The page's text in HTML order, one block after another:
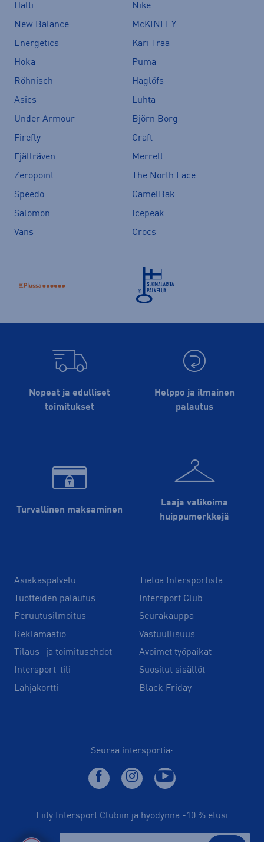
Halti
Nike
New Balance
McKINLEY
Energetics
Kari Traa
Hoka
Puma
Röhnisch
Haglöfs
Asics
Luhta
Under Armour
Björn Borg
Firefly
Craft
Fjällräven
Merrell
Zeropoint
The North Face
Speedo
CamelBak
Salomon
Icepeak
Vans
Crocs
Nopeat ja edulliset
toimitukset
Helppo ja ilmainen
palautus
Turvallinen maksaminen
Laaja valikoima
huippu­merkkejä
Asiakaspalvelu
Tuotteiden palautus
Peruutusilmoitus
Reklamaatio
Tilaus- ja toimitusehdot
Intersport-tili
Lahjakortti
Tietoa Intersportista
Intersport Club
Seurakauppa
Vastuullisuus
Avoimet työpaikat
Suositut sisällöt
Black Friday
Seuraa intersportia:
Liity Intersport Clubiin ja hyödynnä -10 % etusi